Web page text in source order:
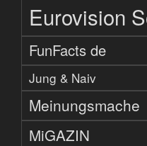
Eurovision
FunFacts de
Jung & Naiv
Meinungsmache
MiGAZIN